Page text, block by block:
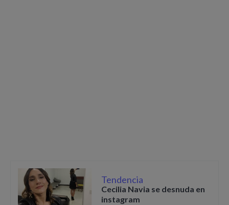
Tendencia
Cecilia Navia se desnuda en
instagram